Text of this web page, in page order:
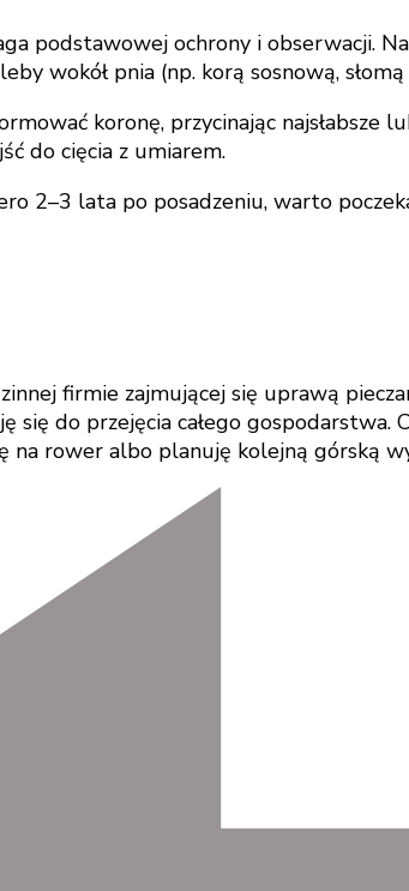
podstawowej ochrony i obserwacji.
wokół pnia (np. korą sosnową,
koronę, przycinając
do cięcia z umiarem.
2–3 lata po posadzeniu, warto
firmie zajmującej się uprawą
do przejęcia całego
na rower albo planuję kolejną górską